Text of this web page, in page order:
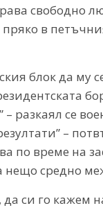
свободно
в
блок да му
разкаял се
–
по време на
средно
си го кажем